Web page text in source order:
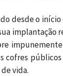
desde o
implantação
cofres
vida.